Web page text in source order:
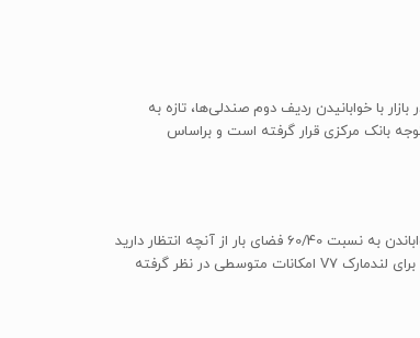
حجم تا 2000 لیتر را دارد. همتایان چینی این خودرو در بازار با خوابانیدن ردیف دوم صندلی‌ها، تازه به
توجه بانک مرکزی قرار گرفته است و براساس
صندلی‌های لندمارک V7 با روکش پارچه‌ای و تنظیمات دستی فضای مناسبی را برای نشستن سرنشینان و راننده فراهم می‌کنند؛ همچنین صندلی عقب با قابلیت خواباندن به نسبت 60/40 فضای بار از آنچه انتظار دارید
هم بیشتر می‌کند. طراحی کابین در کل به سادگی صورت گرفته است. کنسول وسط و مجموعه‌ی نمایشگرهای پشت آمپر بی زرق و برق هستند اما در عین سادگی، برای لندمارک V7 امکانات متوسطی در نظر گرفته